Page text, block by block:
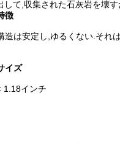
て,収集された石灰岩を壊
徴
は安定し,ゆるくない.そ
イズ
1.18インチ